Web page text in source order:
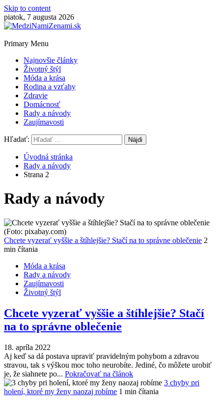
Skip to content
piatok, 7 augusta 2026
Primary Menu
Najnovšie články
Životný štýl
Móda a krása
Rodina a vzťahy
Zdravie
Domácnosť
Rady a návody
Zaujímavosti
Hľadať:
Úvodná stránka
Rady a návody
Strana 2
Rady a návody
Chcete vyzerať vyššie a štíhlejšie? Stačí na to správne oblečenie 2
min čítania
Móda a krása
Rady a návody
Zaujímavosti
Životný štýl
Chcete vyzerať vyššie a štíhlejšie? Stačí
na to správne oblečenie
18. apríla 2022
Aj keď sa dá postava upraviť pravidelným pohybom a zdravou
stravou, tak s výškou moc toho neurobíte. Jediné, čo môžete urobiť
je, že siahnete po... Pokračovať na článok
3 chyby pri
holení, ktoré my ženy naozaj robíme 1 min čítania